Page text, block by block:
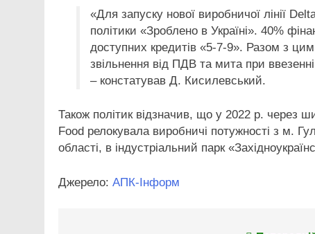
«Для запуску нової виробничої лінії
політики «Зроблено в Україні». 40%
доступних кредитів «5-7-9». Разом з
звільнення від ПДВ та мита при
– констатував Д. Кисилевський.
Також політик відзначив, що у 2022 р. через
Food релокувала виробничі потужності з м.
області, в індустріальний парк
Джерело: АПК-Інформ